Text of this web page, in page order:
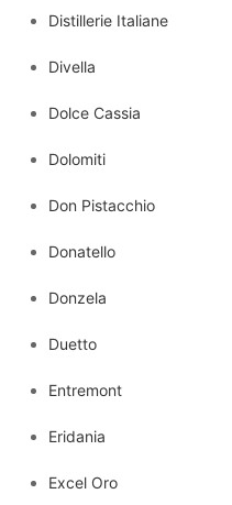
Distillerie Italiane
Divella
Dolce Cassia
Dolomiti
Don Pistacchio
Donatello
Donzela
Duetto
Entremont
Eridania
Excel Oro